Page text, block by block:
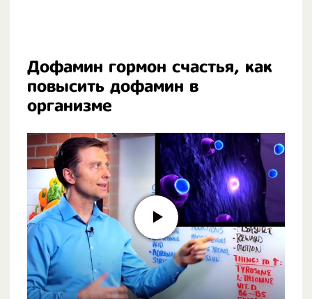
Дофамин гормон счастья, как
повысить дофамин в
организме